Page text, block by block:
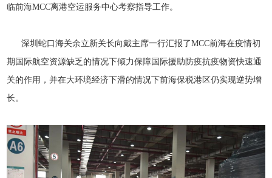
临前海MCC离港空运服务中心考察指导工作。
深圳蛇口海关余立新关长向戴主席一行汇报了MCC前海在疫情初
期国际航空资源缺乏的情况下倾力保障国际援助防疫抗疫物资快速通
关的作用，并在大环境经济下滑的情况下前海保税港区仍实现逆势增
长。